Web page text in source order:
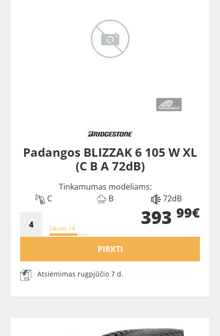
Padangos BLIZZAK 6 105 W XL
(C B A 72dB)
Tinkamumas modeliams:
C
B 72dB
Likutis >4 393 99€
PIRKTI
Atsiėmimas rugpjūčio 7 d.